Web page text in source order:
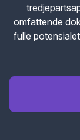
omfattende
fulle